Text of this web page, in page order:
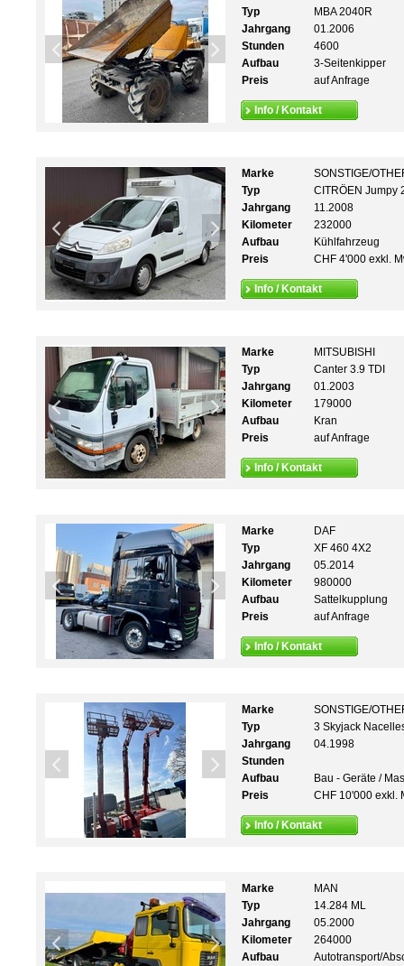
Typ
MBA 2040R
Jahrgang
01.2006
Stunden
4600
Aufbau
3-Seitenkipper
Preis
auf Anfrage
Info / Kontakt
Marke
SONSTIGE/
Typ
CITRÖEN Jumpy
Jahrgang
11.2008
Kilometer
232000
Aufbau
Kühlfahrzeug
Preis
CHF 4'000 exkl.
Info / Kontakt
Marke
MITSUBISHI
Typ
Canter 3.9 TDI
Jahrgang
01.2003
Kilometer
179000
Aufbau
Kran
Preis
auf Anfrage
Info / Kontakt
Marke
DAF
Typ
XF 460 4X2
Jahrgang
05.2014
Kilometer
980000
Aufbau
Sattelkupplung
Preis
auf Anfrage
Info / Kontakt
Marke
SONSTIGE/
Typ
3 Skyjack
Jahrgang
04.1998
Stunden
Aufbau
Bau - Geräte /
Preis
CHF 10'000 exkl.
Info / Kontakt
Marke
MAN
Typ
14.284 ML
Jahrgang
05.2000
Kilometer
264000
Aufbau
Autotransport/